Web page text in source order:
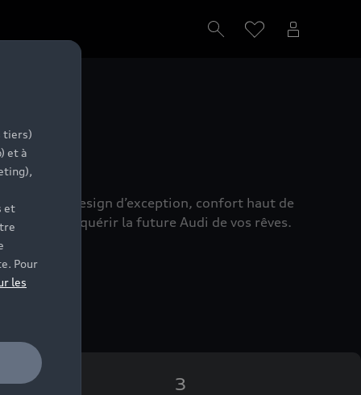
design d’exception, confort haut de
aide à acquérir la future Audi de vos rêves.
3
tiers)
et à
et
Pour
les